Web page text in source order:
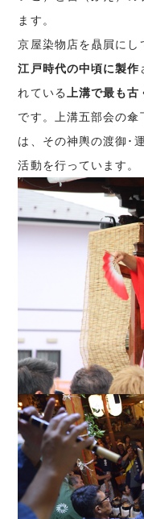
ます。
京屋染物店を贔屓にし
江戸時代の中頃に製作
れている
上溝で最も
です。上溝五部会の傘
は、その神輿の渡御･
活動を行っています。